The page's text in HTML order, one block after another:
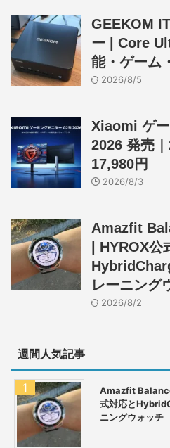
GEEKOM
ー | Core
能・ゲーム
2026/8/5
Xiaomi ゲ
2026 発売
17,980円
2026/8/3
Amazfit
| HYROX公
レーニング
2026/8/2
週間人気記事
Amazfit
式対応と
ニングウォッチ